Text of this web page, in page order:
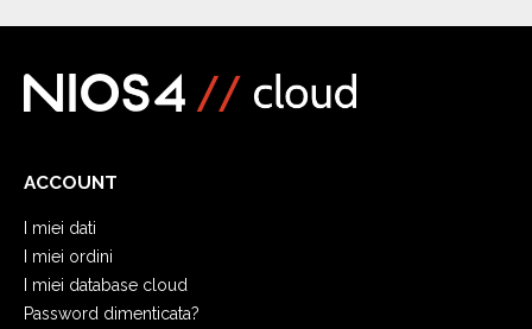
ACCOUNT
I miei dati
I miei ordini
I miei database cloud
Password dimenticata?